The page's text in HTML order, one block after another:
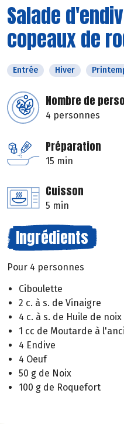
Salade
copeaux de
Entrée Hiver
Nombre de
4 personnes
Préparation
15 min
Cuisson
5 min
Ingrédients
Pour 4 personnes
Ciboulette
2 c. à s. de Vinaigre
4 c. à s. de Huile de noix
1 cc de Moutarde à
4 Endive
4 Oeuf
50 g de Noix
100 g de Roquefort